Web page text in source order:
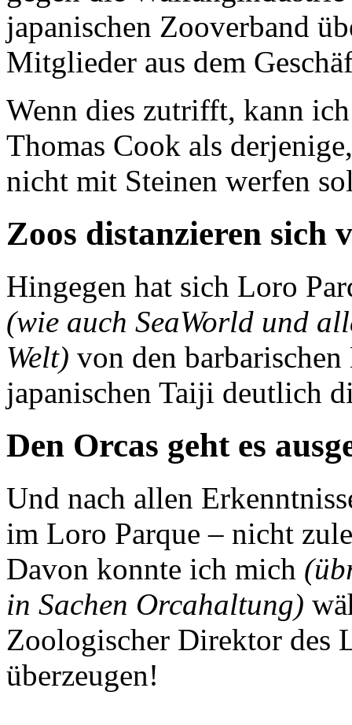
japanischen Zooverband
Mitglieder aus dem
Wenn dies zutrifft, kann
Thomas Cook als
nicht mit Steinen werfen
Zoos distanzieren sich
Hingegen hat sich Loro
(wie auch SeaWorld und
Welt) von den
japanischen Taiji deutlich
Den Orcas geht es
Und nach allen
im Loro Parque – nicht
Davon konnte ich mich
in Sachen Orcahaltung)
Zoologischer Direktor des
überzeugen!